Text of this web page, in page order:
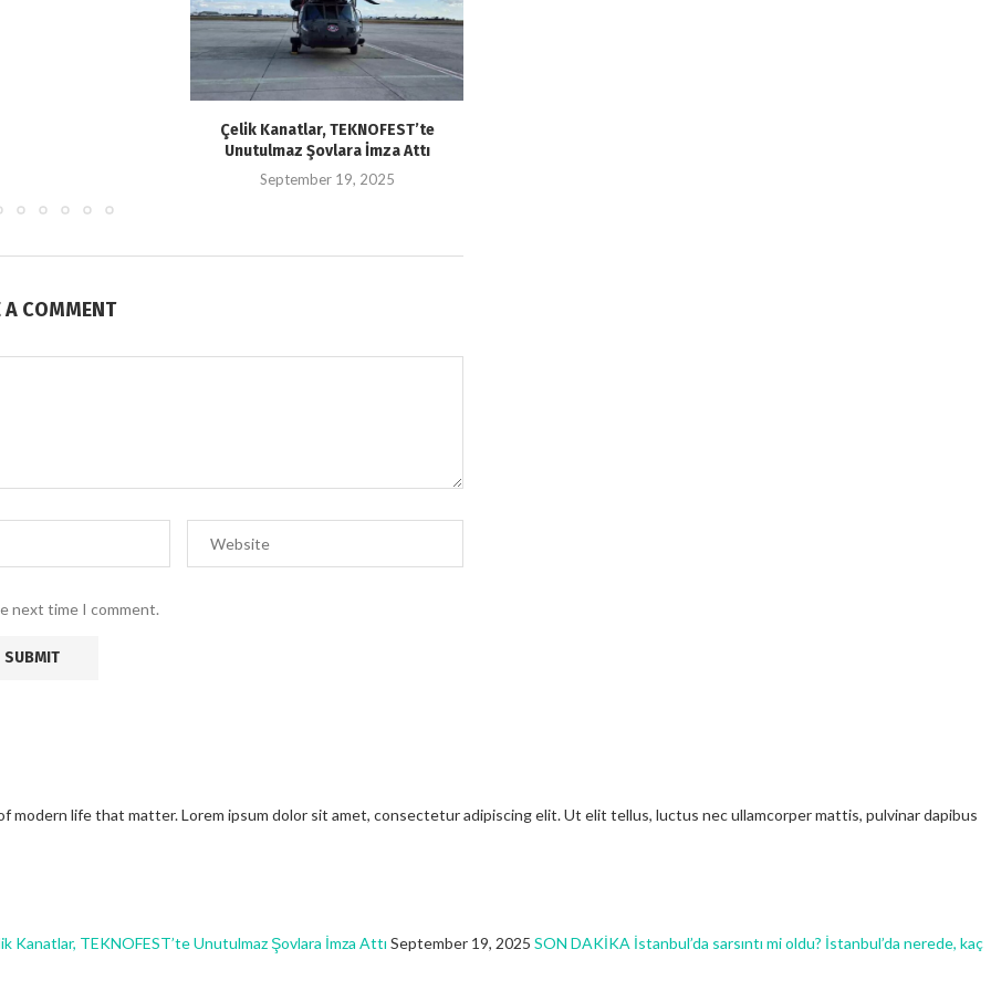
Çelik Kanatlar, TEKNOFEST’te
Unutulmaz Şovlara İmza Attı
September 19, 2025
A COMMENT
next time I comment.
modern life that matter. Lorem ipsum dolor sit amet, consectetur adipiscing elit. Ut elit tellus, luctus nec ullamcorper mattis, pulvinar dapibus
Kanatlar, TEKNOFEST’te Unutulmaz Şovlara İmza Attı September 19, 2025 SON DAKİKA İstanbul’da sarsıntı mi oldu? İstanbul’da nerede, kaç